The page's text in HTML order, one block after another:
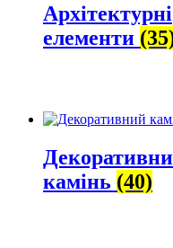
Архітектурні
елементи
камінь (40)